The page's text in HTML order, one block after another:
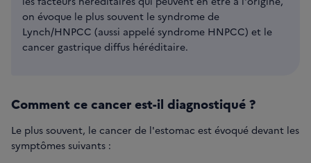
on évoque le plus souvent le syndrome de
Lynch/HNPCC (aussi appelé syndrome HNPCC) et le
cancer gastrique diffus héréditaire.
Comment ce cancer est-il diagnostiqué ?
Le plus souvent, le cancer de l'estomac est évoqué devant les
symptômes suivants :